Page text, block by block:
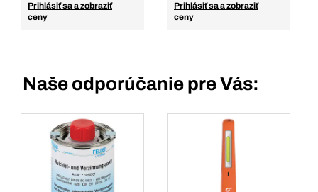
Prihlásiť sa a zobraziť
ceny
Prihlásiť sa a zobraziť
ceny
Naše odporúčanie pre Vás: